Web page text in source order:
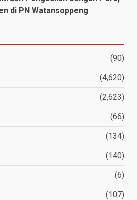
di PN Watansoppeng
(90)
(4,620)
(2,623)
(66)
(134)
(140)
(6)
(107)